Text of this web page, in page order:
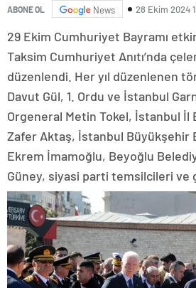
ABONE OL News 28 Ekim 2024
29 Ekim Cumhuriyet Bayramı
Taksim Cumhuriyet Anıtı’nda
düzenlendi. Her yıl düzenlenen
Davut Gül, 1. Ordu ve İstanbul
Orgeneral Metin Tokel, İstanbul İl
Zafer Aktaş, İstanbul Büyükşehir
Ekrem İmamoğlu, Beyoğlu
Güney, siyasi parti temsilcileri ve